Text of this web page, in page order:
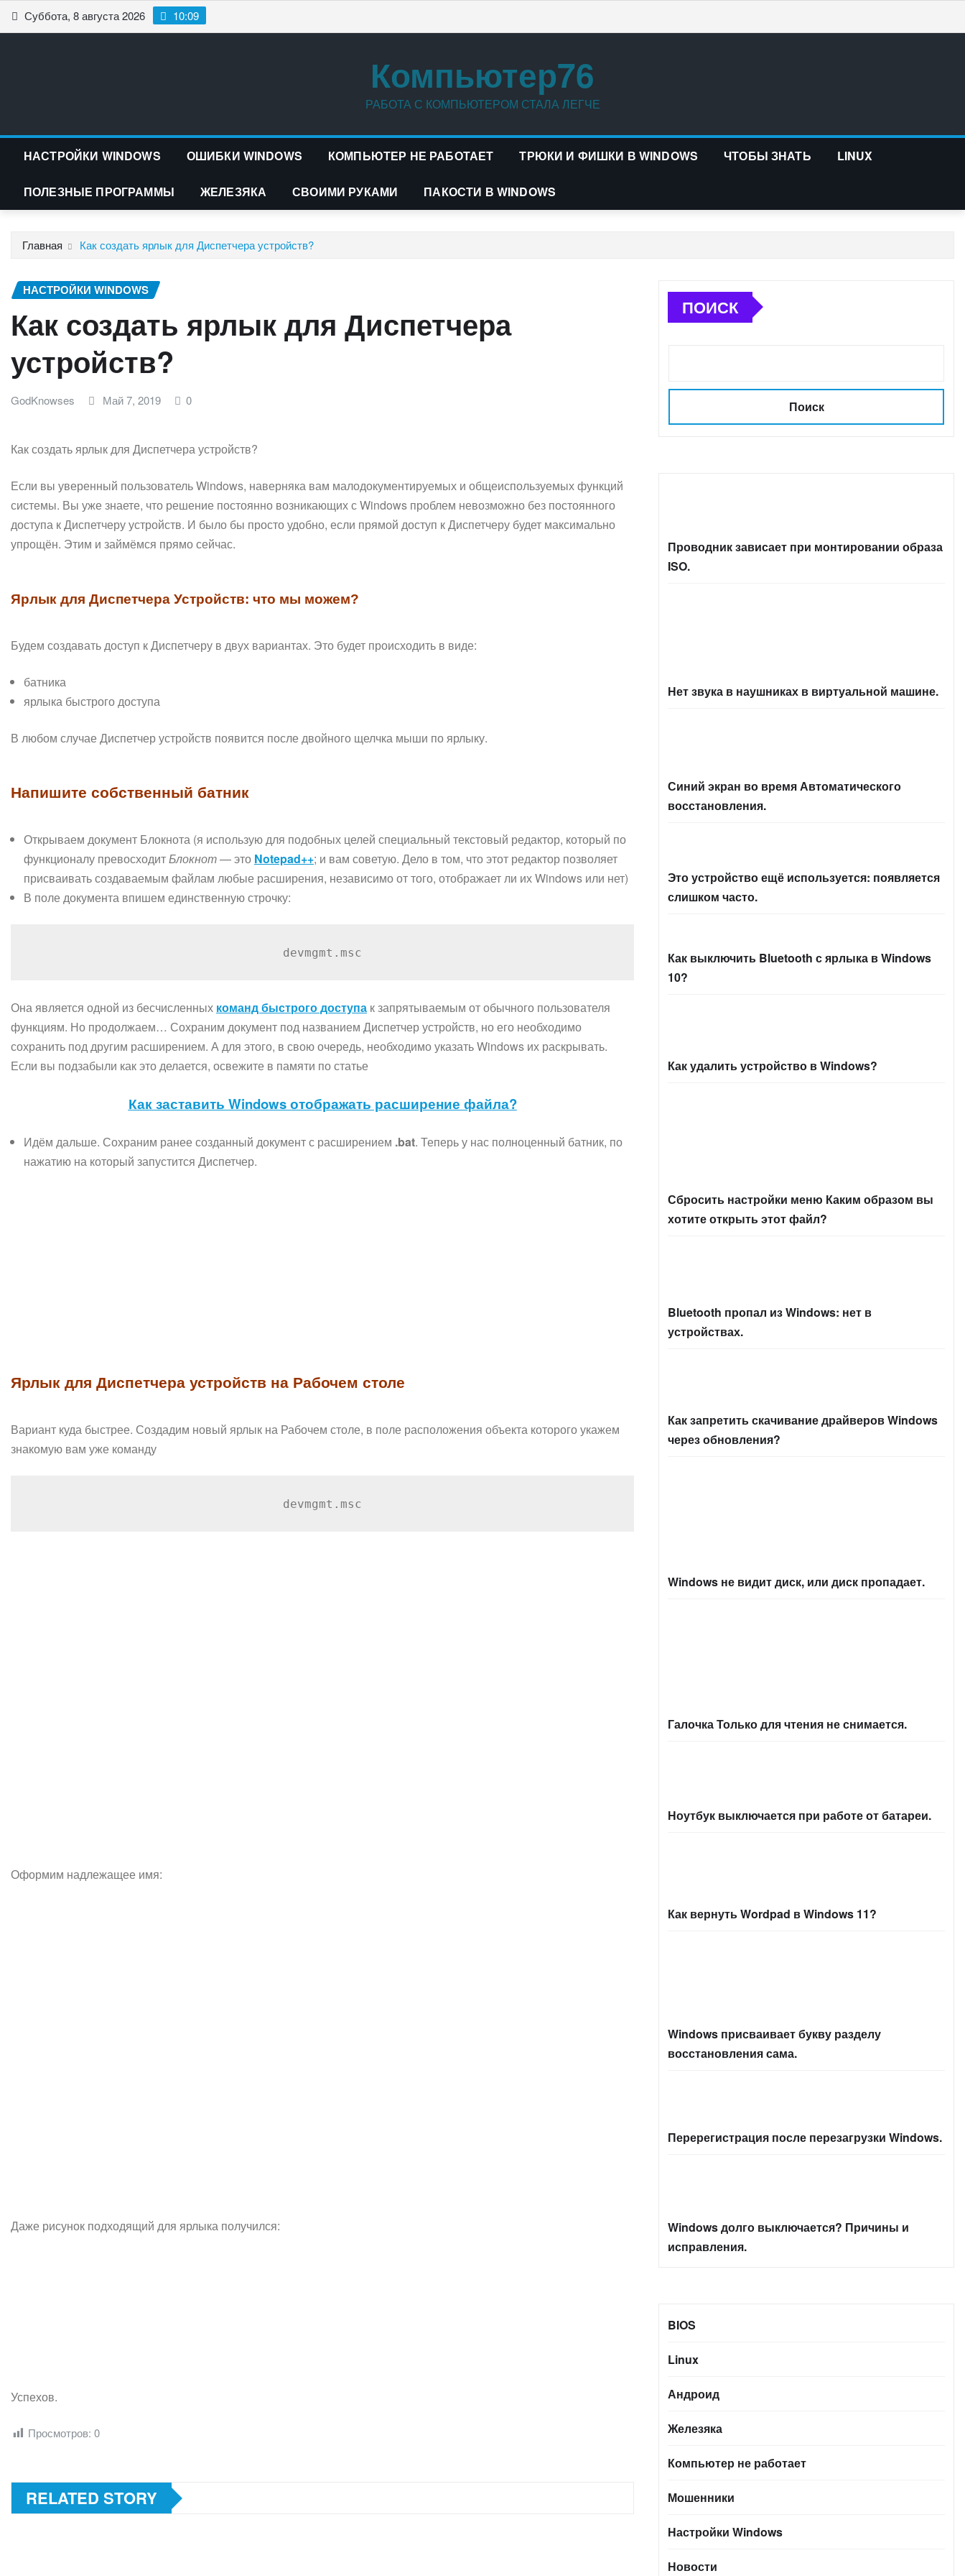
Перейти
к
Суббота, 8 августа 2026 10:09
Компьютер76
РАБОТА С КОМПЬЮТЕРОМ СТАЛА ЛЕГЧЕ
НАСТРОЙКИ WINDOWS ОШИБКИ WINDOWS КОМПЬЮТЕР НЕ РАБОТАЕТ ТРЮКИ И ФИШКИ В WINDOWS ЧТОБЫ ЗНАТЬ LINUX
ПОЛЕЗНЫЕ ПРОГРАММЫ ЖЕЛЕЗЯКА СВОИМИ РУКАМИ ПАКОСТИ В WINDOWS
Главная Как создать ярлык для Диспетчера устройств?
НАСТРОЙКИ WINDOWS
Как создать ярлык для Диспетчера
устройств?
GodKnowses Май 7, 2019 0
Как создать ярлык для Диспетчера устройств?
Если вы уверенный пользователь Windows, наверняка вам малодокументируемых и общеиспользуемых функций
системы. Вы уже знаете, что решение постоянно возникающих с Windows проблем невозможно без постоянного
доступа к Диспетчеру устройств. И было бы просто удобно, если прямой доступ к Диспетчеру будет максимально
упрощён. Этим и займёмся прямо сейчас.
Ярлык для Диспетчера Устройств: что мы можем?
Будем создавать доступ к Диспетчеру в двух вариантах. Это будет происходить в виде:
батника
ярлыка быстрого доступа
В любом случае Диспетчер устройств появится после двойного щелчка мыши по ярлыку.
Напишите собственный батник
Открываем документ Блокнота (я использую для подобных целей специальный текстовый редактор, который по
функционалу превосходитБлокнот— это Notepad++; и вам советую. Дело в том, что этот редактор позволяет
присваивать создаваемым файлам любые расширения, независимо от того, отображает ли их Windows или нет)
В поле документа впишем единственную строчку:
devmgmt.msc
Она является одной из бесчисленных команд быстрого доступа к запрятываемым от обычного пользователя
функциям. Но продолжаем… Сохраним документ под названием Диспетчер устройств, но его необходимо
сохранить под другим расширением. А для этого, в свою очередь, необходимо указать Windows их раскрывать.
Если вы подзабыли как это делается, освежите в памяти по статье
Как заставить Windows отображать расширение файла?
Идём дальше. Сохраним ранее созданный документ с расширением .bat. Теперь у нас полноценный батник, по
нажатию на который запустится Диспетчер.
Ярлык для Диспетчера устройств на Рабочем столе
Вариант куда быстрее. Создадим новый ярлык на Рабочем столе, в поле расположения объекта которого укажем
знакомую вам уже команду
devmgmt.msc
Оформим надлежащее имя:
Даже рисунок подходящий для ярлыка получился:
Успехов.
Просмотров: 0
RELATED STORY
ПОИСК
Поиск
Проводник зависает при монтировании образа
ISO.
Нет звука в наушниках в виртуальной машине.
Синий экран во время Автоматического
восстановления.
Это устройство ещё используется: появляется
слишком часто.
Как выключить Bluetooth с ярлыка в Windows
10?
Как удалить устройство в Windows?
Сбросить настройки меню Каким образом вы
хотите открыть этот файл?
Bluetooth пропал из Windows: нет в
устройствах.
Как запретить скачивание драйверов Windows
через обновления?
Windows не видит диск, или диск пропадает.
Галочка Только для чтения не снимается.
Ноутбук выключается при работе от батареи.
Как вернуть Wordpad в Windows 11?
Windows присваивает букву разделу
восстановления сама.
Перерегистрация после перезагрузки Windows.
Windows долго выключается? Причины и
исправления.
BIOS
Linux
Андроид
Железяка
Компьютер не работает
Мошенники
Настройки Windows
Новости